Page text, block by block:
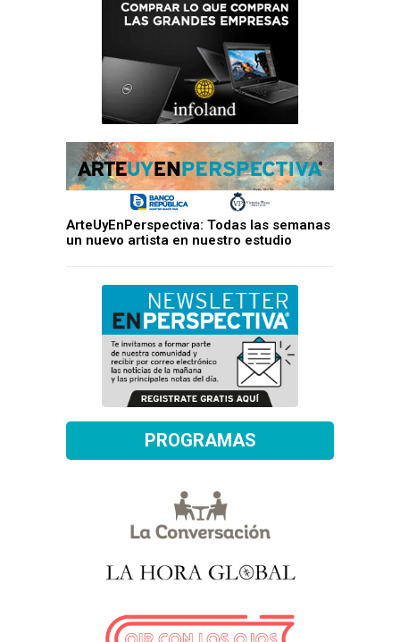
ArteUyEnPerspectiva: Todas las semanas
un nuevo artista en nuestro estudio
PROGRAMAS